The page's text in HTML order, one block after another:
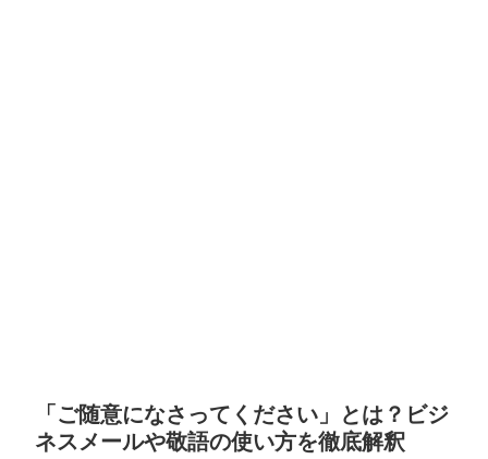
「ご随意になさってください」とは？ビジ
ネスメールや敬語の使い方を徹底解釈